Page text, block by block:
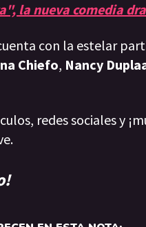
la nueva comedia
con la estelar
Chiefo, Nancy
redes sociales y